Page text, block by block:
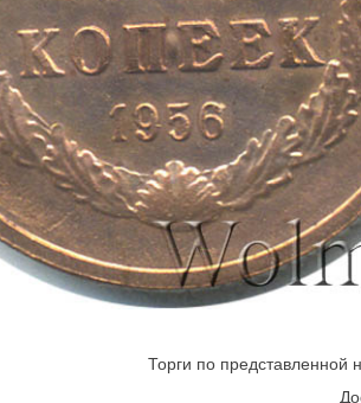
Торги по представленной